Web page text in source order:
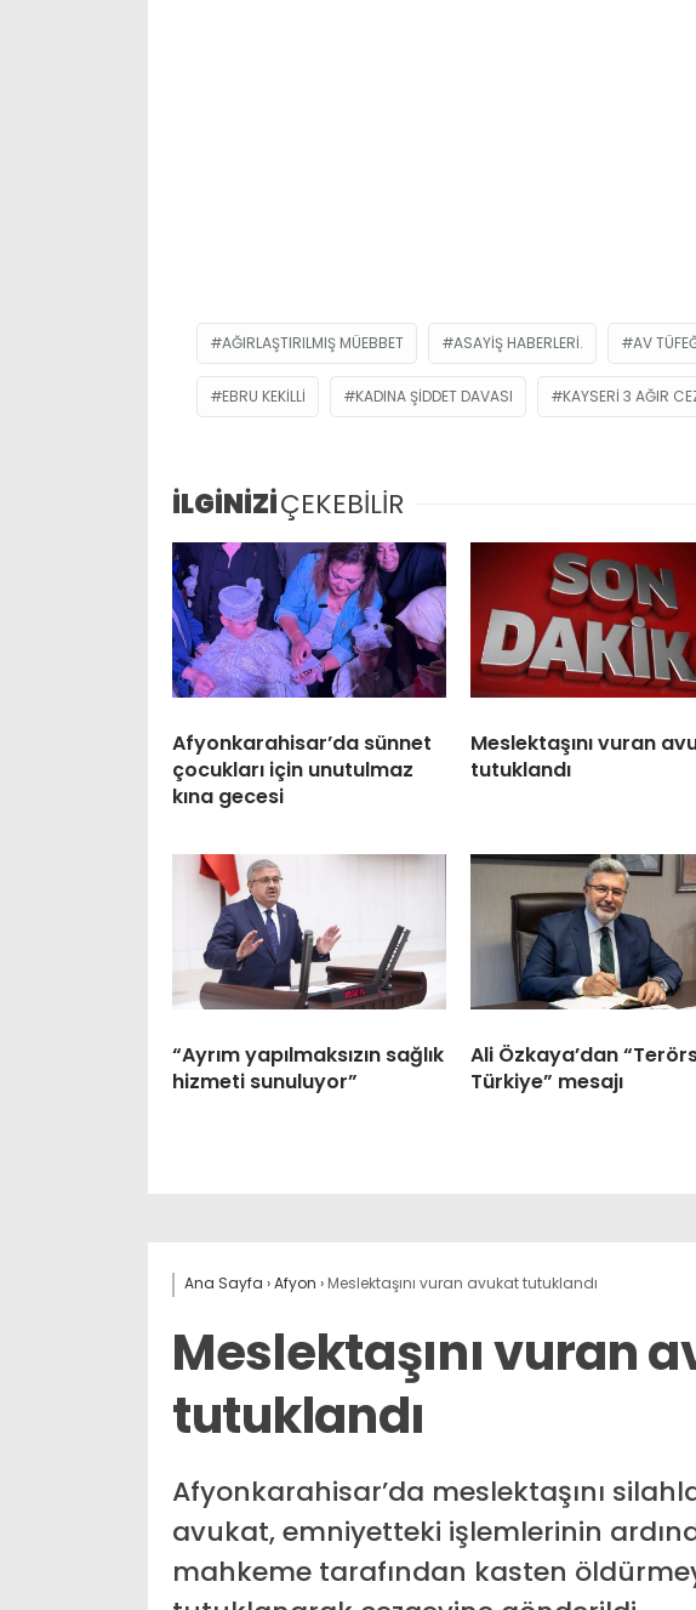
AĞIRLAŞTIRILMIŞ MÜEBBET ASAYIŞ HABERLERI. AV
EBRU KEKILLI KADINA ŞIDDET DAVASI KAYSERI 3 AĞIR
İLGİNİZİÇEKEBİLİR
Afyonkarahisar’da sünnet
çocukları için unutulmaz
kına gecesi
Meslektaşını vuran
tutuklandı
“Ayrım yapılmaksızın sağlık
hizmeti sunuluyor”
Ali Özkaya’dan
Türkiye” mesajı
Ana Sayfa ›Afyon › Meslektaşını vuran avukat tutuklandı
Meslektaşını vuran
tutuklandı
Afyonkarahisar’da meslektaşını
avukat, emniyetteki işlemlerinin
mahkeme tarafından kasten